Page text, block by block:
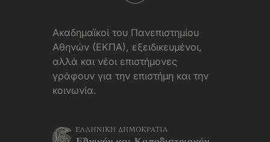
Aκαδημαϊκοί του Πανεπιστημίου
Αθηνών (ΕΚΠΑ), εξειδικευμένοι,
αλλά και νέοι επιστήμονες
γράφουν για την επιστήμη και την
κοινωνία.